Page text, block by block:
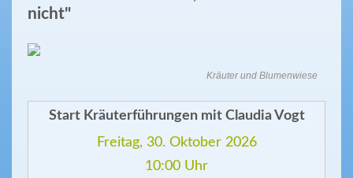
nicht"
Kräuter und Blumenwiese
Start Kräuterführungen mit Claudia Vogt
Freitag, 30. Oktober 2026
10:00 Uhr